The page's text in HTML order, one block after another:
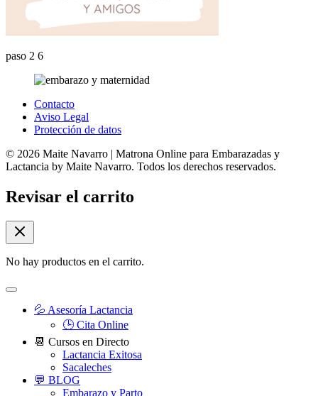
paso 2 6
Contacto
Aviso Legal
Protección de datos
© 2026 Maite Navarro | Matrona Online para Embarazadas y
Lactancia by Maite Navarro. Todos los derechos reservados.
Revisar el carrito
No hay productos en el carrito.
💦 Asesoría Lactancia
🕒 Cita Online
📆 Cursos en Directo
Lactancia Exitosa
Sacaleches
💬 BLOG
Embarazo y Parto